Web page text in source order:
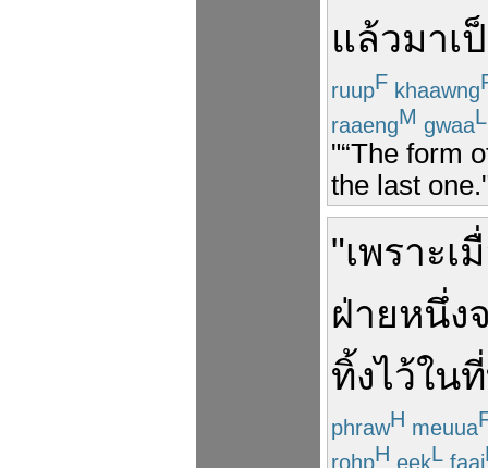
แล้วมาเ
ruupF khaawng
raaengM gwaaL
"“The form
the last
"เพราะเ
ฝ่ายหนึ่ง
ทิ้งไว้ในที่
phrawH meuua
rohpH eekL faai